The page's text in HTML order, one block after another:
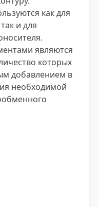
как для
и для
являются
которых
добавлением в
необходимой